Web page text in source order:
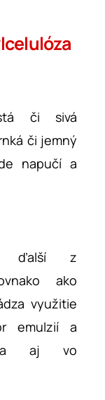
či sivá
či jemný
napučí a
je ďalší z
ako
využitie
emulzií a
sa aj vo